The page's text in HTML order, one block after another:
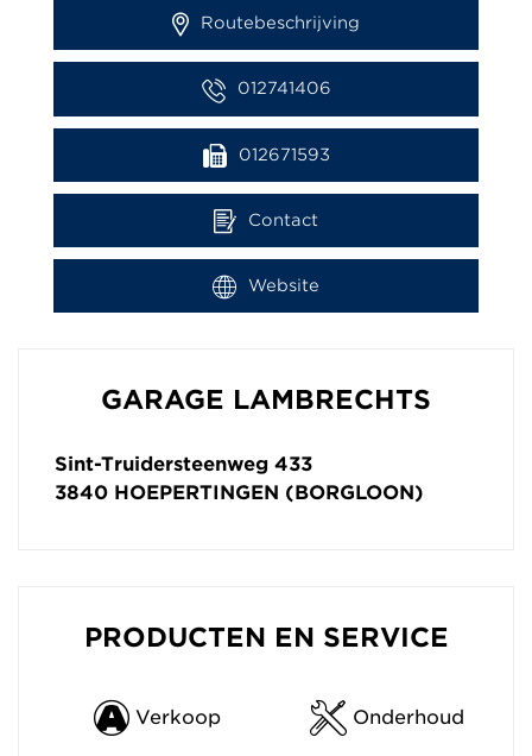
Routebeschrijving
012741406
012671593
Contact
Website
GARAGE LAMBRECHTS
Sint-Truidersteenweg 433
3840 HOEPERTINGEN (BORGLOON)
PRODUCTEN EN SERVICE
Verkoop Onderhoud